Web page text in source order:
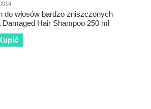
do włosów bardzo zniszczonych
Damaged Hair Shampoo 250 ml